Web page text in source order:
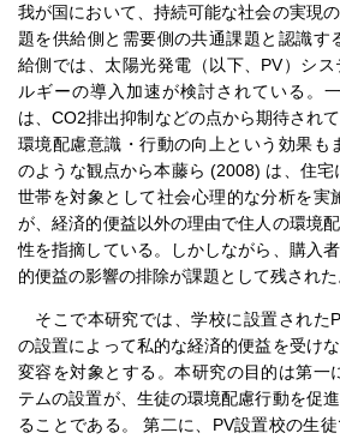
我が国において、持続可能な社会の実現
題を供給側と需要側の共通課題と認識す
給側では、太陽光発電（以下、PV）シ
ルギーの導入加速が検討されている。
は、CO2排出抑制などの点から期待され
環境配慮意識・行動の向上という効果も
のような観点から本藤ら (2008) は、住宅
世帯を対象として社会心理的な分析を実
が、経済的便益以外の理由で住人の環境
性を指摘している。しかしながら、購入
的便益の影響の排除が課題として残された
そこで本研究では、学校に設置された
の設置によって私的な経済的便益を受け
変容を対象とする。本研究の目的は第一
テムの設置が、生徒の環境配慮行動を促
ることである。 第二に、PV設置校の生